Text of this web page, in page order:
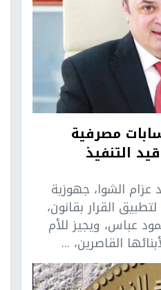
مصرفية
التنفيذ
الشوا، جهوزية
القرار بقانون،
عباس، ويجيز للأم
القاصرين، ...